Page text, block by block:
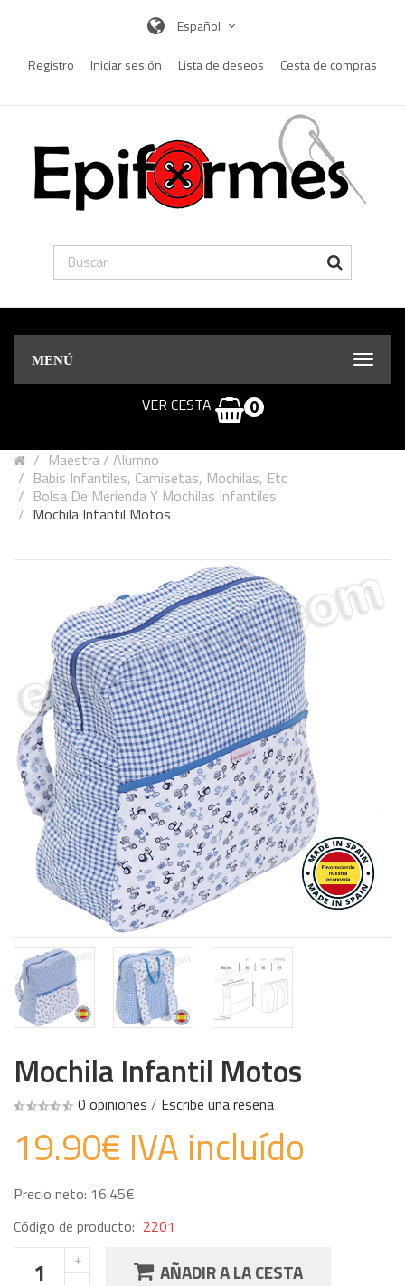
Español
Registro Iniciar sesión Lista de deseos Cesta de compras
MENÚ
VER CESTA 0
Maestra / Alumno
Babis Infantiles, Camisetas, Mochilas, Etc
Bolsa De Merienda Y Mochilas Infantiles
Mochila Infantil Motos
Mochila Infantil Motos
0 opiniones / Escribe una reseña
19.90€ IVA incluído
Precio neto: 16.45€
Código de producto: 2201
AÑADIR A LA CESTA